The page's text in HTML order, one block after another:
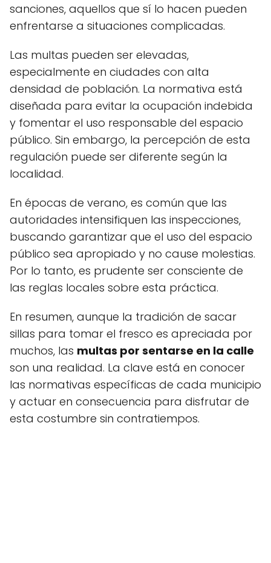
sanciones, aquellos que sí lo hacen pueden
enfrentarse a situaciones complicadas.
Las multas pueden ser elevadas,
especialmente en ciudades con alta
densidad de población. La normativa está
diseñada para evitar la ocupación indebida
y fomentar el uso responsable del espacio
público. Sin embargo, la percepción de esta
regulación puede ser diferente según la
localidad.
En épocas de verano, es común que las
autoridades intensifiquen las inspecciones,
buscando garantizar que el uso del espacio
público sea apropiado y no cause molestias.
Por lo tanto, es prudente ser consciente de
las reglas locales sobre esta práctica.
En resumen, aunque la tradición de sacar
sillas para tomar el fresco es apreciada por
muchos, las multas por sentarse en la calle
son una realidad. La clave está en conocer
las normativas específicas de cada municipio
y actuar en consecuencia para disfrutar de
esta costumbre sin contratiempos.